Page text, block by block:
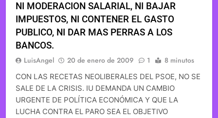
NI MODERACION SALARIAL, NI BAJAR
IMPUESTOS, NI CONTENER EL GASTO
PUBLICO, NI DAR MAS PERRAS A LOS
BANCOS.
LuisAngel 20 de enero de 2009 1 8 minutos
CON LAS RECETAS NEOLIBERALES DEL PSOE, NO SE
SALE DE LA CRISIS. IU DEMANDA UN CAMBIO
URGENTE DE POLÍTICA ECONÓMICA Y QUE LA
LUCHA CONTRA EL PARO SEA EL OBJETIVO